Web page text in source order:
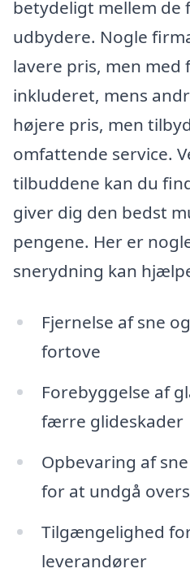
betydeligt mellem de
udbydere. Nogle
lavere pris, men
inkluderet, mens
højere pris, men
omfattende service.
tilbuddene kan du
giver dig den bedst
pengene. Her er
snerydning kan
Fjernelse af sne
fortove
Forebyggelse af
færre glideskader
Opbevaring af
for at undgå
Tilgængelighed
leverandører